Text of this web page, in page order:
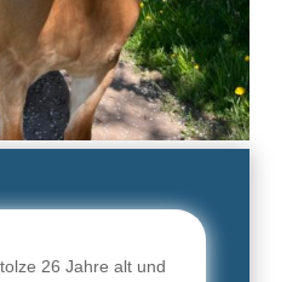
26 Jahre alt und